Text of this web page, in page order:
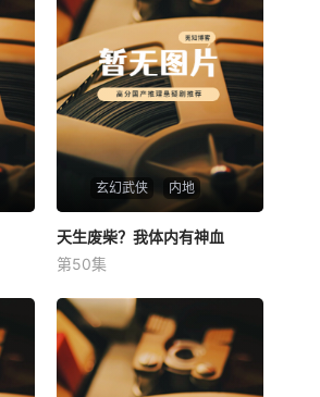
玄幻武侠 内地
未知
天生废柴？我体内有神血
第50集